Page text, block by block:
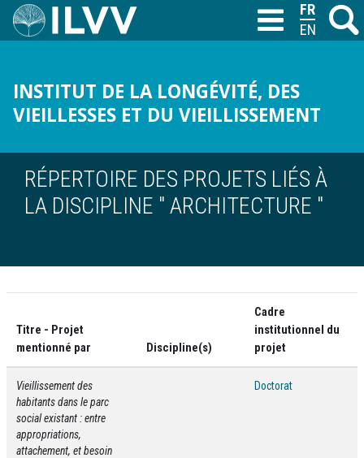
Aller
au
M
INSTITUT DE LA LONGÉVITÉ, DES
VIEILLESSES ET DU VIEILLISSEMENT
T
RÉPERTOIRE DES PROJETS LIÉS À
LA DISCIPLINE " ARCHITECTURE "
Titre - Projet
mentionné par
Discipline(s)
Cadre
institutionnel du
projet
Vieillissement des
habitants dans le parc
social existant : entre
appropriations,
attachement, et besoin
Doctorat
FRANÇAIS
ENGLISH